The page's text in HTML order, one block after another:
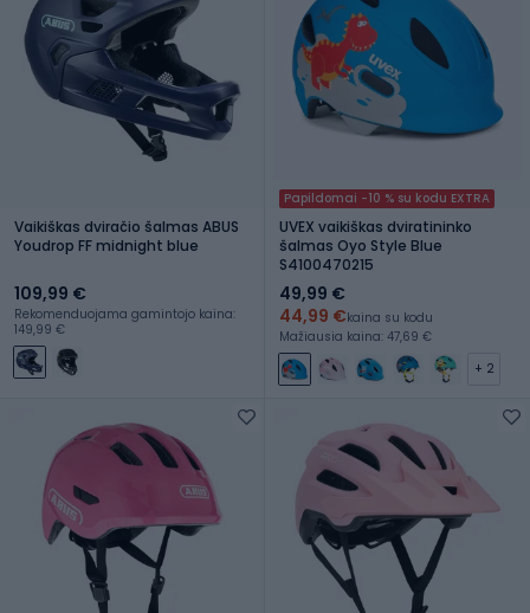
Vaikiškas dviračio šalmas ABUS
Youdrop FF midnight blue
109,99 €
Rekomenduojama gamintojo kaina:
149,99 €
Papildomai -10 % su kodu EXTRA
UVEX vaikiškas dviratininko
šalmas Oyo Style Blue
S4100470215
49,99 €
44,99 €kaina su kodu
Mažiausia kaina: 47,69 €
+ 2